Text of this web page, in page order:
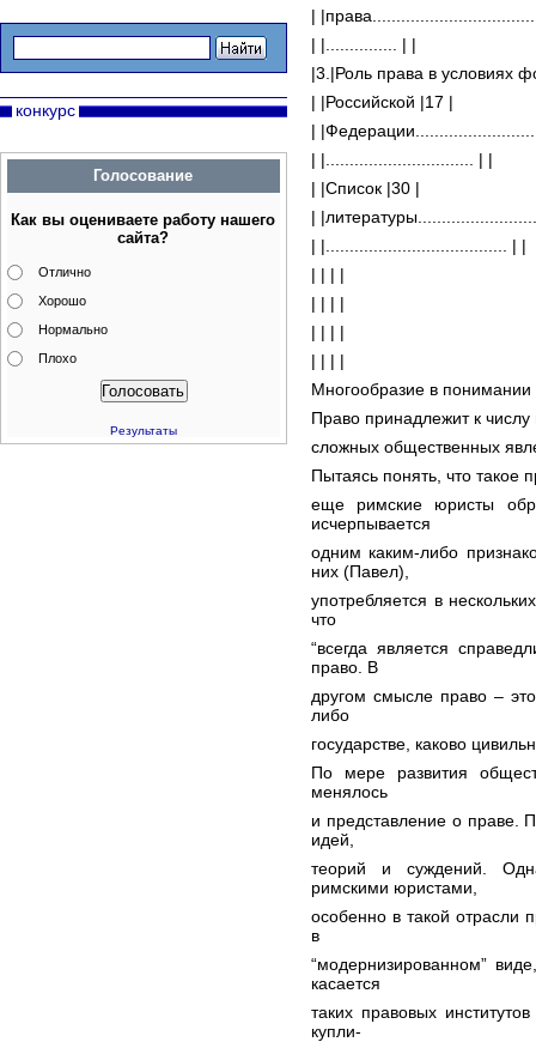
|
| |............... | |
|3.|Роль права в условиях
| |Российской |17 |
|
| |............................... | |
| |Список |30 |
|
| |...................................... | |
| | | |
| | | |
| | | |
| | | |
Многообразие в понимании
Право принадлежит к
сложных общественных
Пытаясь понять, что такое
еще римские юристы
исчерпывается
одним каким-либо
них (Павел),
употребляется в
что
“всегда является
право. В
другом смысле право –
либо
государстве, каково
По мере развития
менялось
и представление о праве.
идей,
теорий и суждений.
римскими юристами,
особенно в такой отрасли
в
“модернизированном”
касается
таких правовых
купли-
конкурс
Голосование
Как вы оцениваете работу нашего
сайта?
Отлично
Хорошо
Нормально
Плохо
Результаты